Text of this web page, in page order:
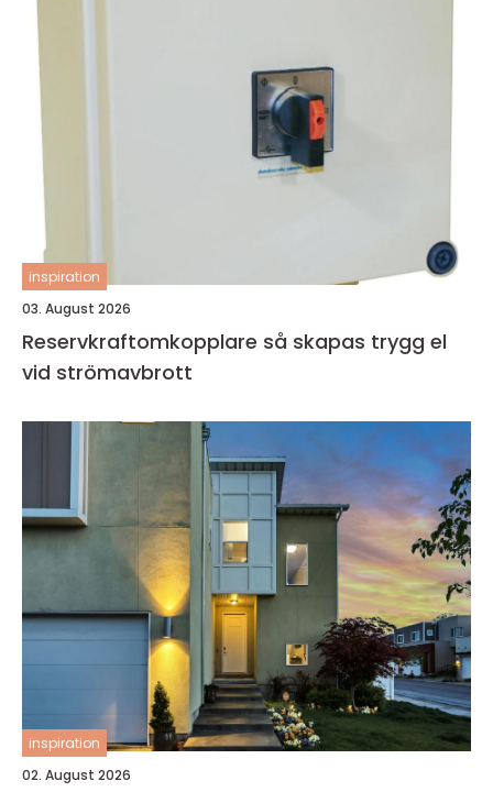
inspiration
03. August 2026
Reservkraftomkopplare så skapas trygg el
vid strömavbrott
inspiration
02. August 2026